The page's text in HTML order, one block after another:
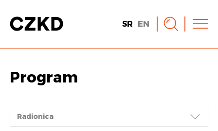
SR EN
Program
Događaji
Radionica